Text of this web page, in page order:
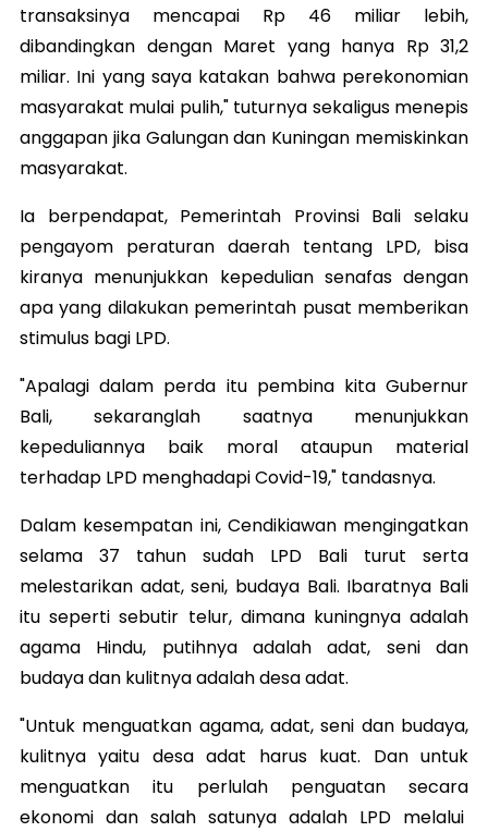
transaksinya mencapai Rp 46 miliar lebih,
dibandingkan dengan Maret yang hanya Rp 31,2
miliar. Ini yang saya katakan bahwa perekonomian
masyarakat mulai pulih," tuturnya sekaligus menepis
anggapan jika Galungan dan Kuningan memiskinkan
masyarakat.
Ia berpendapat, Pemerintah Provinsi Bali selaku
pengayom peraturan daerah tentang LPD, bisa
kiranya menunjukkan kepedulian senafas dengan
apa yang dilakukan pemerintah pusat memberikan
stimulus bagi LPD.
"Apalagi dalam perda itu pembina kita Gubernur
Bali, sekaranglah saatnya menunjukkan
kepeduliannya baik moral ataupun material
terhadap LPD menghadapi Covid-19," tandasnya.
Dalam kesempatan ini, Cendikiawan mengingatkan
selama 37 tahun sudah LPD Bali turut serta
melestarikan adat, seni, budaya Bali. Ibaratnya Bali
itu seperti sebutir telur, dimana kuningnya adalah
agama Hindu, putihnya adalah adat, seni dan
budaya dan kulitnya adalah desa adat.
"Untuk menguatkan agama, adat, seni dan budaya,
kulitnya yaitu desa adat harus kuat. Dan untuk
menguatkan itu perlulah penguatan secara
ekonomi dan salah satunya adalah LPD melalui